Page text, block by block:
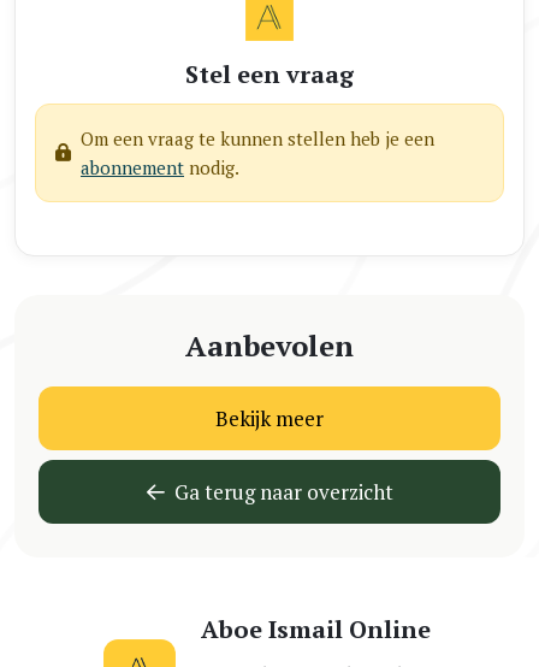
Stel een vraag
Om een vraag te kunnen stellen heb je een
abonnement nodig.
Aanbevolen
Bekijk meer
Ga terug naar overzicht
Aboe Ismail Online